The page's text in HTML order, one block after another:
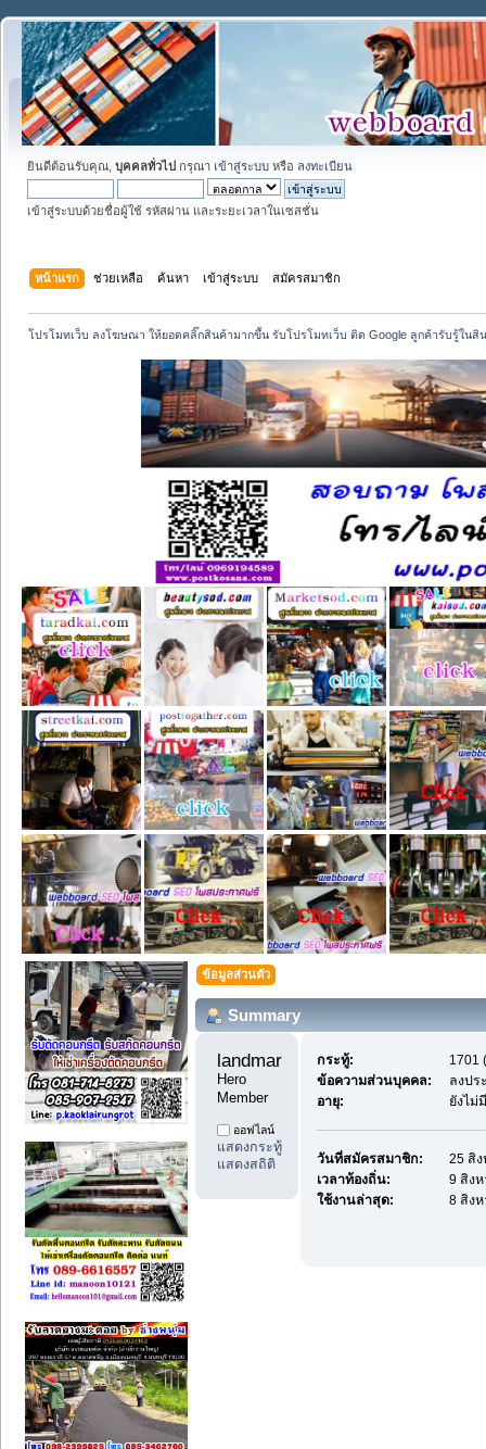
ยินดีต้อนรับคุณ, บุคคลทั่วไป กรุณา เข้าสู่ระบบ หรือ ลงทะเบียน
เข้าสู่ระบบด้วยชื่อผู้ใช้ รหัสผ่าน และระยะเวลาในเซสชั่น
หน้าแรก ช่วยเหลือ ค้นหา เข้าสู่ระบบ สมัครสมาชิก
โปรโมทเว็บ ลงโฆษณา ให้ยอดคลิ๊กสินค้ามากขึ้น รับโปรโมทเว็บ ติด Google ลูกค้ารับรู้ใน
ข้อมูลส่วนตัว
Summary
landmark4598
Hero
Member
ออฟไลน์
แสดงกระทู้
แสดงสถิติ
กระทู้:
1701
ข้อความส่วนบุคคล:
ลงปร
อายุ:
ยังไม่
วันที่สมัครสมาชิก:
25 สิ
เวลาท้องถิ่น:
9 สิง
ใช้งานล่าสุด:
8 สิง